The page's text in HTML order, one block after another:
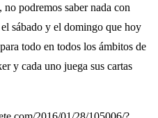
podremos saber nada con
sábado y el domingo que hoy
todo en todos los ámbitos de
y cada uno juega sus cartas